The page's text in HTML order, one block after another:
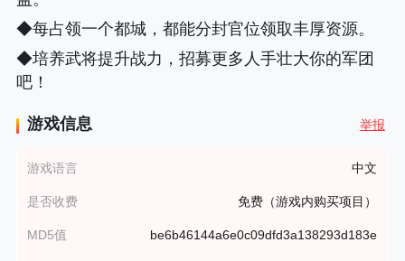
◆每占领一个都城，都能分封官位领取丰厚资源。
◆培养武将提升战力，招募更多人手壮大你的军团
吧！
游戏信息 举报
游戏语言 中文
是否收费 免费（游戏内购买项目）
MD5值 be6b46144a6e0c09dfd3a138293d183e